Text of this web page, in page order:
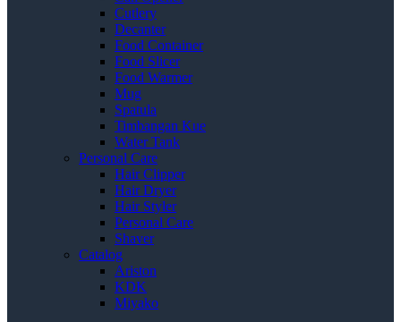
Cutlery
Decanter
Food Container
Food Slicer
Food Warmer
Mug
Spatula
Timbangan Kue
Water Tank
Personal Care
Hair Clipper
Hair Dryer
Hair Styler
Personal Care
Shaver
Catalog
Ariston
KDK
Miyako